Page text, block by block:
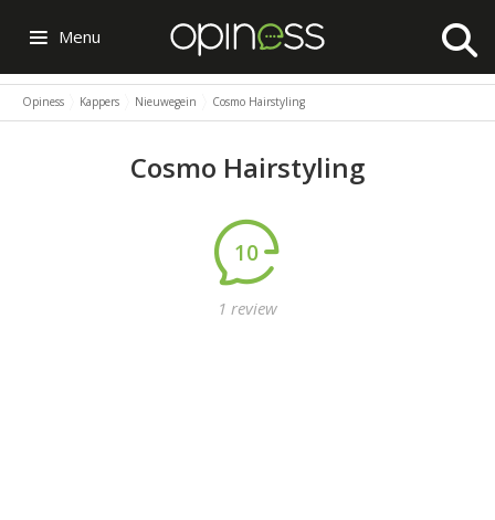
Menu
Opiness Kappers Nieuwegein Cosmo Hairstyling
Cosmo Hairstyling
10
1 review